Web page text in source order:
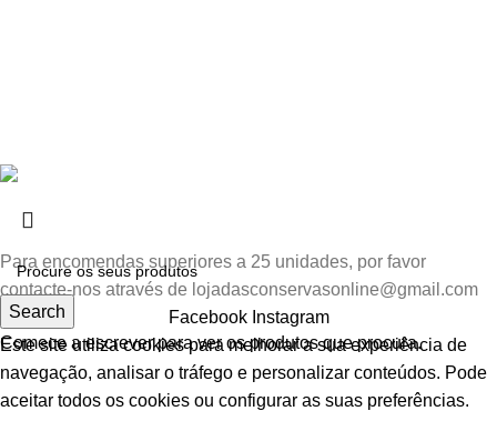
Search
Comece a escrever para ver os produtos que procura.
Para encomendas superiores a 25 unidades, por favor
contacte-nos através de lojadasconservasonline@gmail.com
Facebook Instagram
Este site utiliza cookies para melhorar a sua experiência de
navegação, analisar o tráfego e personalizar conteúdos. Pode
aceitar todos os cookies ou configurar as suas preferências.